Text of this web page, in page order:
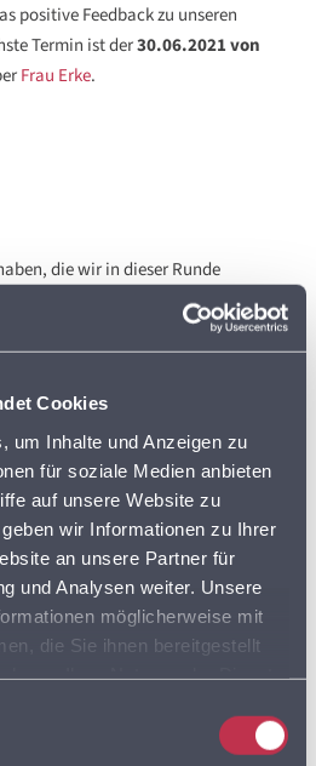
Cookies
um Inhalte und Anzeigen zu
für soziale Medien anbieten
auf unsere Website zu
wir Informationen zu Ihrer
an unsere Partner für
und Analysen weiter. Unsere
möglicherweise mit
die Sie ihnen bereitgestellt
Webseite weiterhin nutzen.
positive Feedback zu unseren
Termin ist der30.06.2021 von
Frau Erke.
die wir in dieser Runde
uns über Ihren Hinweis! Schon
Termin: 21. September 11-
noch mit der Konsolidierung von
(bspw. Briefe aus
SAP oder anderen
von Hybrid-Gehfolgen. Ideal
zusie!